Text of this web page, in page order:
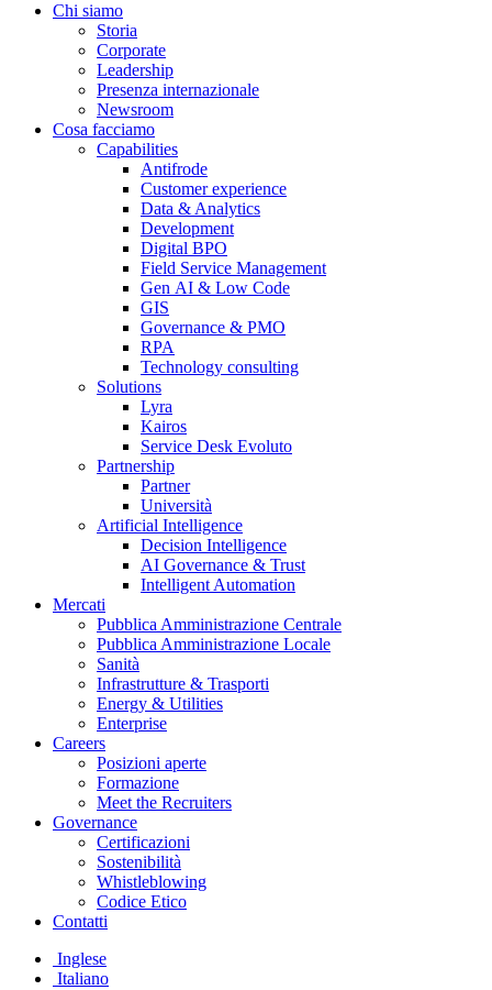
Chi siamo
Storia
Corporate
Leadership
Presenza internazionale
Newsroom
Cosa facciamo
Capabilities
Antifrode
Customer experience
Data & Analytics
Development
Digital BPO
Field Service Management
Gen AI & Low Code
GIS
Governance & PMO
RPA
Technology consulting
Solutions
Lyra
Kairos
Service Desk Evoluto
Partnership
Partner
Università
Artificial Intelligence
Decision Intelligence
AI Governance & Trust
Intelligent Automation
Mercati
Pubblica Amministrazione Centrale
Pubblica Amministrazione Locale
Sanità
Infrastrutture & Trasporti
Energy & Utilities
Enterprise
Careers
Posizioni aperte
Formazione
Meet the Recruiters
Governance
Certificazioni
Sostenibilità
Whistleblowing
Codice Etico
Contatti
Inglese
Italiano